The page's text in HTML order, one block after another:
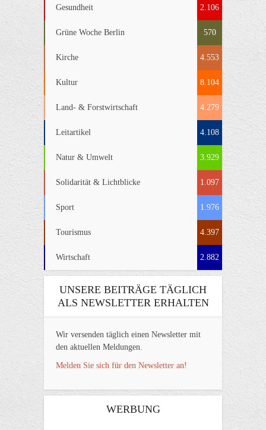
Gesundheit 2.106
Grüne Woche Berlin 570
Kirche 4.553
Kultur 8.104
Land- & Forstwirtschaft 4.279
Leitartikel 4.108
Natur & Umwelt 3.929
Solidarität & Lichtblicke 1.097
Sport 1.976
Tourismus 4.397
Wirtschaft 2.882
UNSERE BEITRÄGE TÄGLICH
ALS NEWSLETTER ERHALTEN
Wir versenden täglich einen Newsletter mit
den aktuellen Meldungen.
Melden Sie sich für den Newsletter an!
WERBUNG